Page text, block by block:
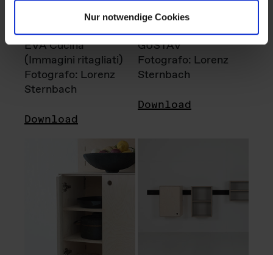
Nur notwendige Cookies
EVA Cucina
(Immagini ritagliati)
Fotografo: Lorenz
Sternbach
Download
GUSTAV
Fotografo: Lorenz
Sternbach
Download